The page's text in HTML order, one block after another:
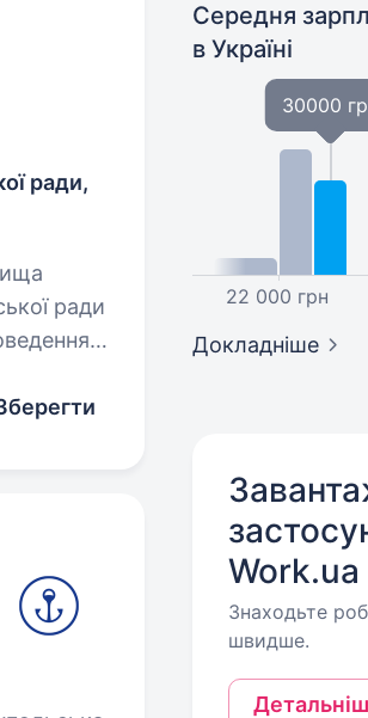
ради,
Середня
в Україні
22 000 грн
30000
Докладніше
Work.ua
Знаходьте
швидше.